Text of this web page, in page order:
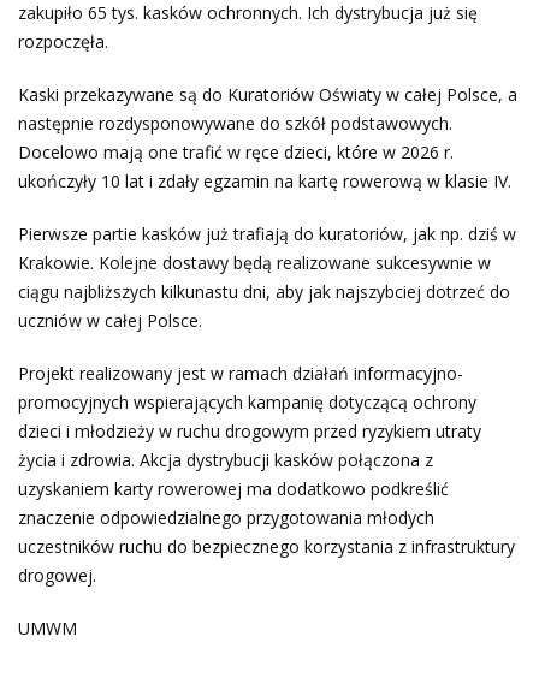
zakupiło 65 tys. kasków ochronnych. Ich dystrybucja już się
rozpoczęła.
Kaski przekazywane są do Kuratoriów Oświaty w całej Polsce, a
następnie rozdysponowywane do szkół podstawowych.
Docelowo mają one trafić w ręce dzieci, które w 2026 r.
ukończyły 10 lat i zdały egzamin na kartę rowerową w klasie IV.
Pierwsze partie kasków już trafiają do kuratoriów, jak np. dziś w
Krakowie. Kolejne dostawy będą realizowane sukcesywnie w
ciągu najbliższych kilkunastu dni, aby jak najszybciej dotrzeć do
uczniów w całej Polsce.
Projekt realizowany jest w ramach działań informacyjno-
promocyjnych wspierających kampanię dotyczącą ochrony
dzieci i młodzieży w ruchu drogowym przed ryzykiem utraty
życia i zdrowia. Akcja dystrybucji kasków połączona z
uzyskaniem karty rowerowej ma dodatkowo podkreślić
znaczenie odpowiedzialnego przygotowania młodych
uczestników ruchu do bezpiecznego korzystania z infrastruktury
drogowej.
UMWM